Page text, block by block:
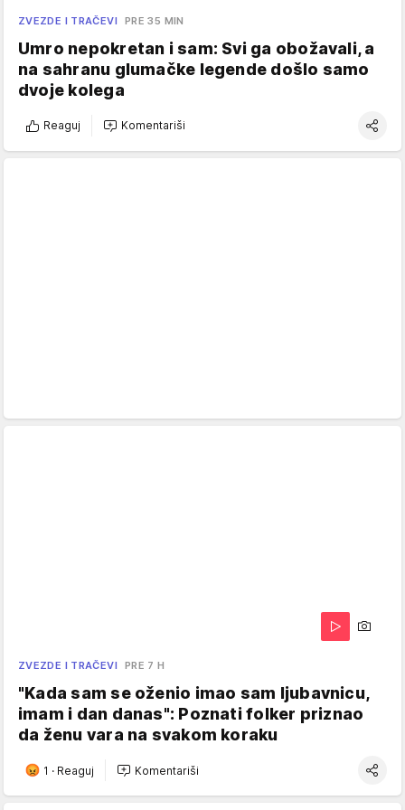
ZVEZDE I TRAČEVI PRE 35 MIN
Umro nepokretan i sam: Svi ga obožavali, a
na sahranu glumačke legende došlo samo
dvoje kolega
Reaguj Komentariši
ZVEZDE I TRAČEVI PRE 7 H
"Kada sam se oženio imao sam ljubavnicu,
imam i dan danas": Poznati folker priznao
da ženu vara na svakom koraku
1 · Reaguj Komentariši